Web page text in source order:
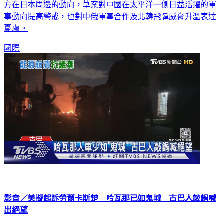
日本政府2026年版《防衛白書》草案於15日曝光。針對中國軍
方在日本周邊的動向，草案對中國在太平洋一側日益活躍的軍
事動向提高警戒，也對中俄軍事合作及北韓飛彈威脅升溫表達
國際
影音／美擬起訴勞爾卡斯楚 哈瓦那已如鬼城 古巴人敲鍋喊